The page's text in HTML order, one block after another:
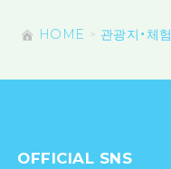
HOME 관광지・체험
OFFICIAL SNS